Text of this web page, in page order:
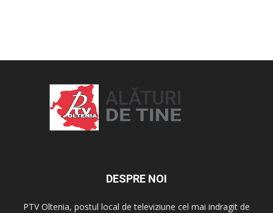
DESPRE NOI
PTV Oltenia, postul local de televiziune cel mai indragit de